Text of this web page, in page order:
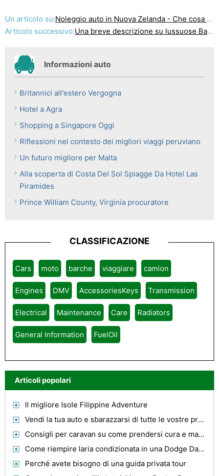
Un articolo su:Noleggio auto in Nuova Zelanda - Che cosa dovreste conoscere
Articolo successivo:Una breve descrizione su lussuose Bali Villa con piscina Piscine
Informazioni auto
Britannici all'estero Vergogna
Hotel a Agra
Shopping a Singapore Oggi
Riflessioni nel contesto dei migliori viaggi peruviano
Un futuro migliore per Malta
Alla scoperta di Costa Del Sol Spiagge Da Hotel Las
Piramides
Prince William County, Virginia procuratore
CLASSIFICAZIONE
Cars moto barche viaggiare camion
Engines DMV AccessoriesKeys Transmission
Electrical Maintenance Care Radiators
General Information FuelOil
Articoli popolari
Il migliore Isole Filippine Adventure
Vendi la tua auto e sbarazzarsi di tutte le vostre preoccupazioni
Consigli per caravan su come prendersi cura e mantenere il sistema delle acque reflue
Come riempire laria condizionata in una Dodge Dakota del 1999
Perché avete bisogno di una guida privata tour